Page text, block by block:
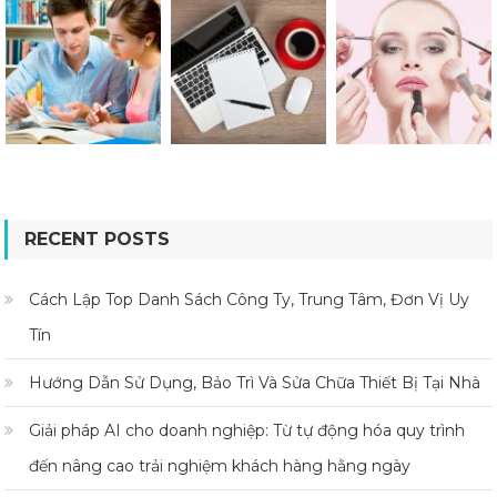
RECENT POSTS
Cách Lập Top Danh Sách Công Ty, Trung Tâm, Đơn Vị Uy
Tín
Hướng Dẫn Sử Dụng, Bảo Trì Và Sửa Chữa Thiết Bị Tại Nhà
Giải pháp AI cho doanh nghiệp: Từ tự động hóa quy trình
đến nâng cao trải nghiệm khách hàng hằng ngày